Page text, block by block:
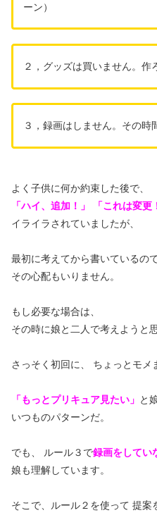
ーン）
２，グッズは買いません。作
３，録画はしません。その時
よく子供に何か約束した後で、
「ハイ、追加！」
「これは変更
イライラされていましたが、
最初に考えてから書いているので
その心配もいりません。
もし必要な場合は、
その時に娘と二人で考えようと
さっそく初回に、 ちょっとモメ
「もっとプリキュア見たい」 と
いつものパターンだ。
でも、 ルール３で録画をしてい
娘も理解しています。
そこで、ルール２を使って 提案